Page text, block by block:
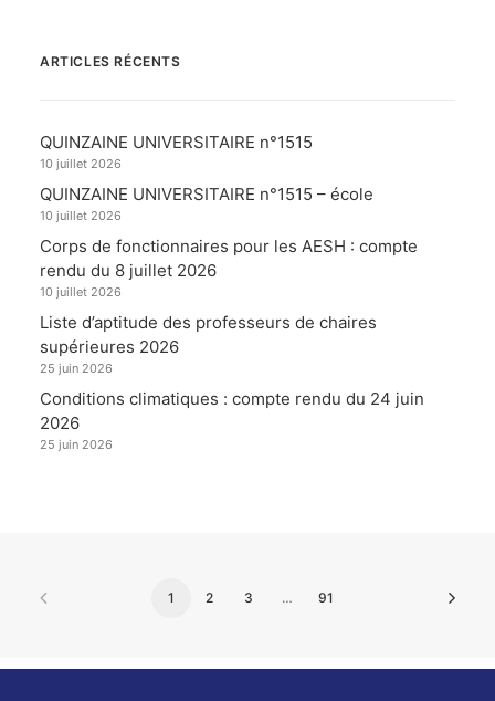
ARTICLES RÉCENTS
QUINZAINE UNIVERSITAIRE n°1515
10 juillet 2026
QUINZAINE UNIVERSITAIRE n°1515 – école
10 juillet 2026
Corps de fonctionnaires pour les AESH : compte
rendu du 8 juillet 2026
10 juillet 2026
Liste d’aptitude des professeurs de chaires
supérieures 2026
25 juin 2026
Conditions climatiques : compte rendu du 24 juin
2026
25 juin 2026
1 2 3 … 91